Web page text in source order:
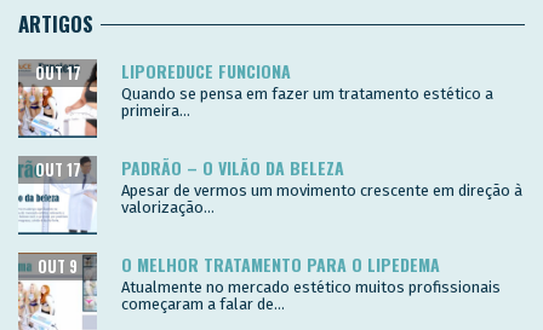
ARTIGOS
LIPOREDUCE FUNCIONA
OUT 17
Quando se pensa em fazer um tratamento estético a
primeira...
PADRÃO – O VILÃO DA BELEZA
OUT 17
Apesar de vermos um movimento crescente em direção à
valorização...
O MELHOR TRATAMENTO PARA O LIPEDEMA
OUT 9
Atualmente no mercado estético muitos profissionais
começaram a falar de...